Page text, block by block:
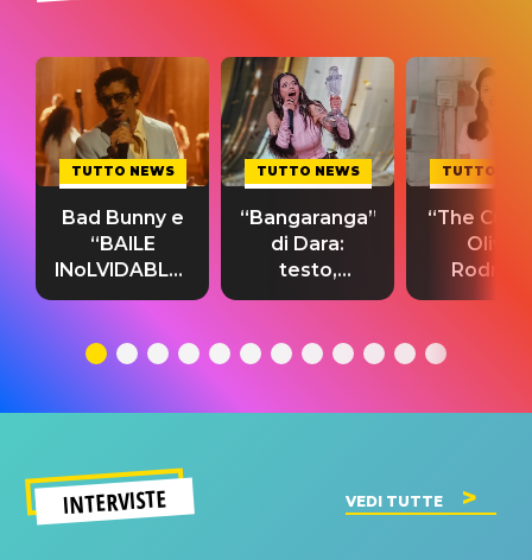
TUTTO NEWS
Bad Bunny e
“BAILE
INoLVIDABLE”:
testo,
significato
TUTTO NEWS
“Bangaranga”
di Dara:
testo,
traduzione e
del singolo
TUTTO
“The
Olivia
testo,
INTERVISTE VEDI TUTTE